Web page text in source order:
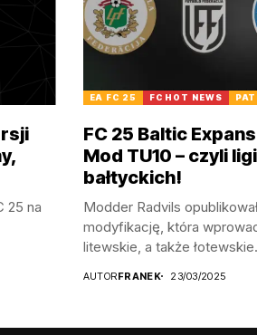
25 na
EA FC 25 FC HOT NEWS
FC 25 Baltic
Mod TU10 – czyli
bałtyckich!
Modder Radvils
modyfikację, która
litewskie, a także
AUTORFRANEK 23/03/2025